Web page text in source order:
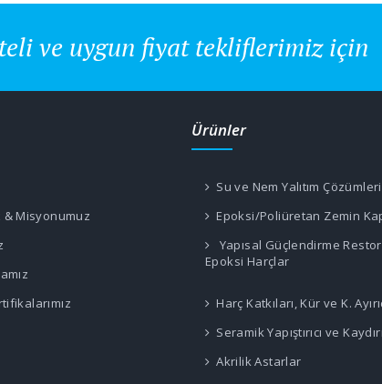
ve uygun fiyat tekliflerimiz için
Misyonumuz
Ürünler
Su ve Nem Yalıtım Çözümleri
Epoksi/Poliüretan Zemin
Yapısal Güçlendirme
Epoksi Harçlar
Harç Katkıları, Kür ve K.
Seramik Yapıştırıcı ve
Akrilik Astarlar